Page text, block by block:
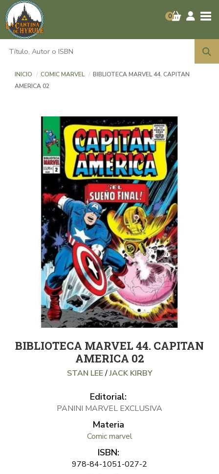
0
INICIO COMIC MARVEL
BIBLIOTECA MARVEL 44. CAPITAN
AMERICA 02
BIBLIOTECA MARVEL 44. CAPITAN
AMERICA 02
STAN LEE/JACK KIRBY
Editorial:
PANINI MARVEL EXCLUSIVA
Materia
Comic marvel
ISBN:
978-84-1051-027-2